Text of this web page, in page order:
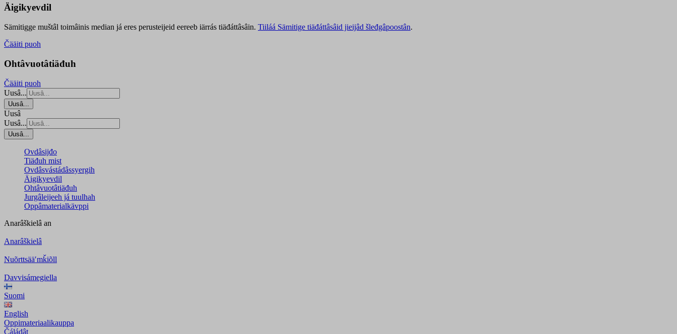
Äigikyevdil
Sämitigge muštâl toimâinis median já eres perusteijeid eereeb iärrás tiäđáttâsâin. Tiiláá Sämitige tiäđáttâsâid jieijâd šleđgâpoostân.
Čääiti puoh
Ohtâvuotâtiäđuh
Čääiti puoh
Uusâ...
Uusâ...
Uusâ
Uusâ...
Uusâ...
Ovdâsijđo
Tiäđuh mist
Ovdâsvástádâssyergih
Äigikyevdil
Ohtâvuotâtiäđuh
Jurgâleijeeh já tuulhah
Oppâmaterialkävppi
Anarâškielâ an
Anarâškielâ
Nuõrttsääʹmǩiõll
Davvisámegiella
Suomi
English
Oppimateriaalikauppa
Čáládât